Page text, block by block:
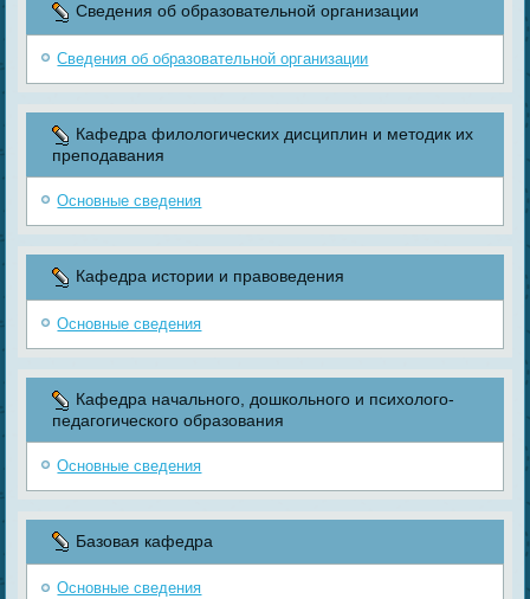
Сведения об образовательной организации
Сведения об образовательной организации
Кафедра филологических дисциплин и методик их
преподавания
Основные сведения
Кафедра истории и правоведения
Основные сведения
Кафедра начального, дошкольного и психолого-
педагогического образования
Основные сведения
Базовая кафедра
Основные сведения